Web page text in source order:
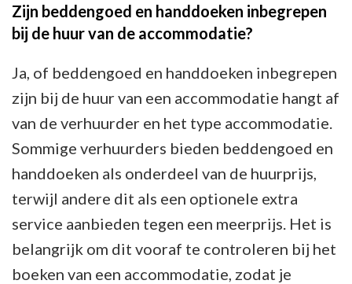
Zijn beddengoed en handdoeken inbegrepen
bij de huur van de accommodatie?
Ja, of beddengoed en handdoeken inbegrepen
zijn bij de huur van een accommodatie hangt af
van de verhuurder en het type accommodatie.
Sommige verhuurders bieden beddengoed en
handdoeken als onderdeel van de huurprijs,
terwijl andere dit als een optionele extra
service aanbieden tegen een meerprijs. Het is
belangrijk om dit vooraf te controleren bij het
boeken van een accommodatie, zodat je